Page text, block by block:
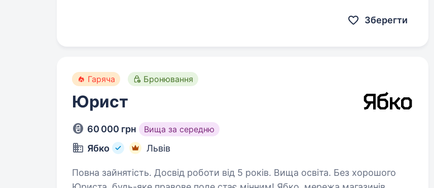
Зберегти
Гаряча Бронювання
Юрист
60 000 грн Вища за середню
Ябко Львів
Повна зайнятість. Досвід роботи від 5 років. Вища освіта. Без хорошого